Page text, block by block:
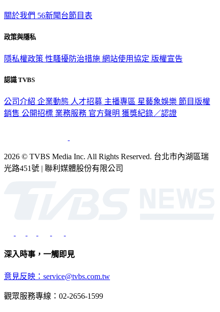
關於我們 56新聞台節目表
政策與隱私
隱私權政策 性騷擾防治措施 網站使用協定 版權宣告
認識 TVBS
公司介紹 企業動態 人才招募 主播專區 星藝象娛樂 節目版權
銷售 公開招標 業務服務 官方聲明 獲獎紀錄／認證
2026 © TVBS Media Inc. All Rights Reserved. 台北市內湖區瑞
光路451號 | 聯利媒體股份有限公司
深入時事，一觸即見
意見反映：service@tvbs.com.tw
觀眾服務專線：02-2656-1599